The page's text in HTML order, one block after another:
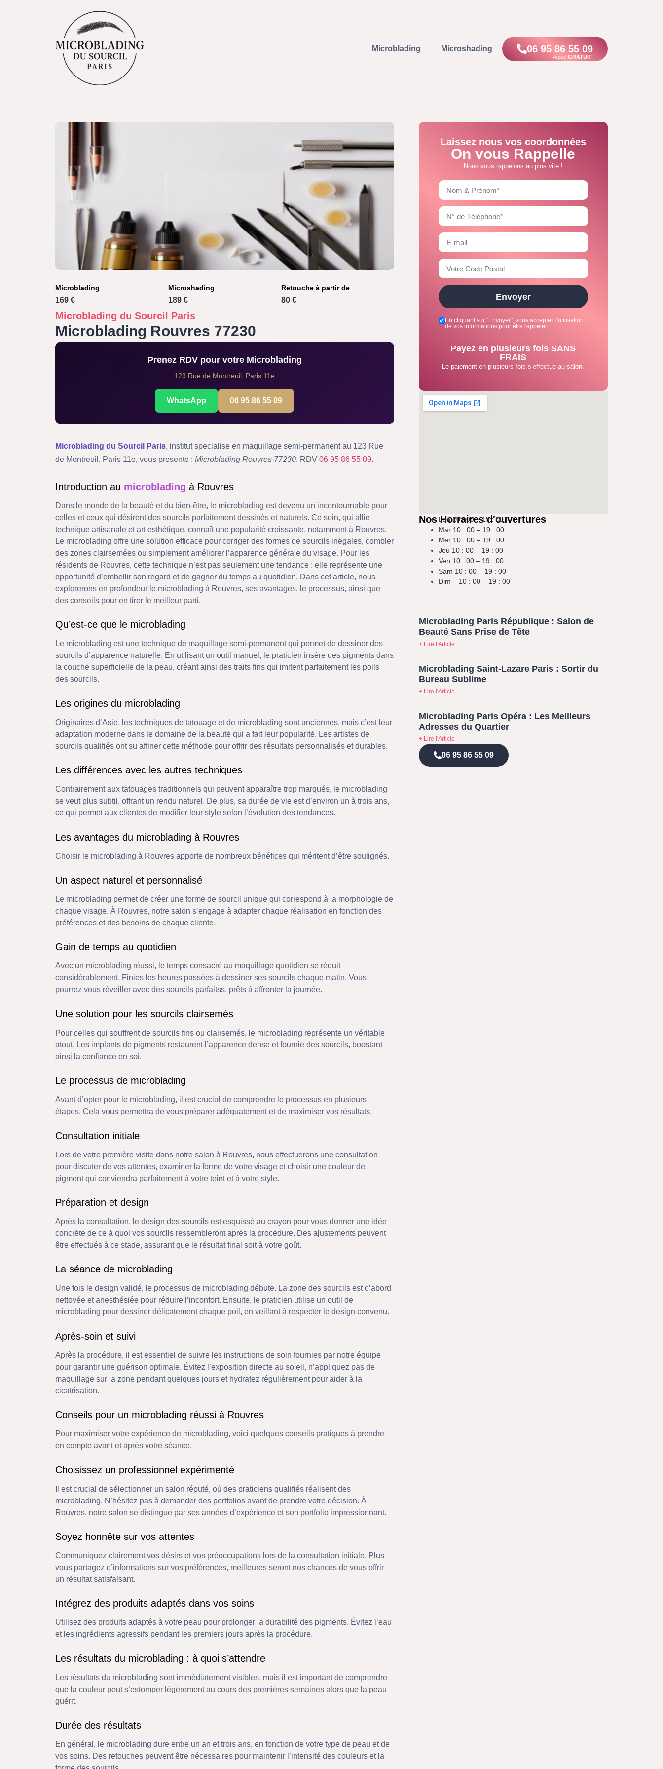
Microblading Microshading 06 95 86 55 09
Appel GRATUIT
Microblading
169 €
Microshading
189 €
Retouche à partir de
80 €
Microblading du Sourcil Paris
Microblading Rouvres 77230
Prenez RDV pour votre Microblading
123 Rue de Montreuil, Paris 11e
WhatsApp 06 95 86 55 09
Microblading du Sourcil Paris, institut specialise en maquillage semi-permanent au 123 Rue
de Montreuil, Paris 11e, vous presente : Microblading Rouvres 77230. RDV 06 95 86 55 09.
Introduction au microblading à Rouvres
Dans le monde de la beauté et du bien-être, le microblading est devenu un incontournable pour
celles et ceux qui désirent des sourcils parfaitement dessinés et naturels. Ce soin, qui allie
technique artisanale et art esthétique, connaît une popularité croissante, notamment à Rouvres.
Le microblading offre une solution efficace pour corriger des formes de sourcils inégales, combler
des zones clairsemées ou simplement améliorer l’apparence générale du visage. Pour les
résidents de Rouvres, cette technique n’est pas seulement une tendance : elle représente une
opportunité d’embellir son regard et de gagner du temps au quotidien. Dans cet article, nous
explorerons en profondeur le microblading à Rouvres, ses avantages, le processus, ainsi que
des conseils pour en tirer le meilleur parti.
Qu’est-ce que le microblading
Le microblading est une technique de maquillage semi-permanent qui permet de dessiner des
sourcils d’apparence naturelle. En utilisant un outil manuel, le praticien insère des pigments dans
la couche superficielle de la peau, créant ainsi des traits fins qui imitent parfaitement les poils
des sourcils.
Les origines du microblading
Originaires d’Asie, les techniques de tatouage et de microblading sont anciennes, mais c’est leur
adaptation moderne dans le domaine de la beauté qui a fait leur popularité. Les artistes de
sourcils qualifiés ont su affiner cette méthode pour offrir des résultats personnalisés et durables.
Les différences avec les autres techniques
Contrairement aux tatouages traditionnels qui peuvent apparaître trop marqués, le microblading
se veut plus subtil, offrant un rendu naturel. De plus, sa durée de vie est d’environ un à trois ans,
ce qui permet aux clientes de modifier leur style selon l’évolution des tendances.
Les avantages du microblading à Rouvres
Choisir le microblading à Rouvres apporte de nombreux bénéfices qui méritent d’être soulignés.
Un aspect naturel et personnalisé
Le microblading permet de créer une forme de sourcil unique qui correspond à la morphologie de
chaque visage. À Rouvres, notre salon s’engage à adapter chaque réalisation en fonction des
préférences et des besoins de chaque cliente.
Gain de temps au quotidien
Avec un microblading réussi, le temps consacré au maquillage quotidien se réduit
considérablement. Finies les heures passées à dessiner ses sourcils chaque matin. Vous
pourrez vous réveiller avec des sourcils parfaitss, prêts à affronter la journée.
Une solution pour les sourcils clairsemés
Pour celles qui souffrent de sourcils fins ou clairsemés, le microblading représente un véritable
atout. Les implants de pigments restaurent l’apparence dense et fournie des sourcils, boostant
ainsi la confiance en soi.
Le processus de microblading
Avant d’opter pour le microblading, il est crucial de comprendre le processus en plusieurs
étapes. Cela vous permettra de vous préparer adéquatement et de maximiser vos résultats.
Consultation initiale
Lors de votre première visite dans notre salon à Rouvres, nous effectuerons une consultation
pour discuter de vos attentes, examiner la forme de votre visage et choisir une couleur de
pigment qui conviendra parfaitement à votre teint et à votre style.
Préparation et design
Après la consultation, le design des sourcils est esquissé au crayon pour vous donner une idée
concrète de ce à quoi vos sourcils ressembleront après la procédure. Des ajustements peuvent
être effectués à ce stade, assurant que le résultat final soit à votre goût.
La séance de microblading
Une fois le design validé, le processus de microblading débute. La zone des sourcils est d’abord
nettoyée et anesthésiée pour réduire l’inconfort. Ensuite, le praticien utilise un outil de
microblading pour dessiner délicatement chaque poil, en veillant à respecter le design convenu.
Après-soin et suivi
Après la procédure, il est essentiel de suivre les instructions de soin fournies par notre équipe
pour garantir une guérison optimale. Évitez l’exposition directe au soleil, n’appliquez pas de
maquillage sur la zone pendant quelques jours et hydratez régulièrement pour aider à la
cicatrisation.
Conseils pour un microblading réussi à Rouvres
Pour maximiser votre expérience de microblading, voici quelques conseils pratiques à prendre
en compte avant et après votre séance.
Choisissez un professionnel expérimenté
Il est crucial de sélectionner un salon réputé, où des praticiens qualifiés réalisent des
microblading. N’hésitez pas à demander des portfolios avant de prendre votre décision. À
Rouvres, notre salon se distingue par ses années d’expérience et son portfolio impressionnant.
Soyez honnête sur vos attentes
Communiquez clairement vos désirs et vos préoccupations lors de la consultation initiale. Plus
vous partagez d’informations sur vos préférences, meilleures seront nos chances de vous offrir
un résultat satisfaisant.
Intégrez des produits adaptés dans vos soins
Utilisez des produits adaptés à votre peau pour prolonger la durabilité des pigments. Évitez l’eau
et les ingrédients agressifs pendant les premiers jours après la procédure.
Les résultats du microblading : à quoi s’attendre
Les résultats du microblading sont immédiatement visibles, mais il est important de comprendre
que la couleur peut s’estomper légèrement au cours des premières semaines alors que la peau
guérit.
Durée des résultats
En général, le microblading dure entre un an et trois ans, en fonction de votre type de peau et de
vos soins. Des retouches peuvent être nécessaires pour maintenir l’intensité des couleurs et la
Laissez nous vos coordonnées
On vous Rappelle
Nous vous rappelons au plus vite !
En cliquant sur "Envoyer", vous acceptez l'utilisation
de vos informations pour être rappeler
Envoyer
Payez en plusieurs fois SANS
FRAIS
Le paiement en plusieurs fois s’effectue au salon.
Nos Horraires d'ouvertures
Lun 10 : 00 – 19 : 00
Mar 10 : 00 – 19 : 00
Mer 10 : 00 – 19 : 00
Jeu 10 : 00 – 19 : 00
Ven 10 : 00 – 19 : 00
Sam 10 : 00 – 19 : 00
Dim – 10 : 00 – 19 : 00
Microblading Paris République : Salon de
Beauté Sans Prise de Tête
+ Lire l'Article
Microblading Saint-Lazare Paris : Sortir du
Bureau Sublime
+ Lire l'Article
Microblading Paris Opéra : Les Meilleurs
Adresses du Quartier
+ Lire l'Article
06 95 86 55 09